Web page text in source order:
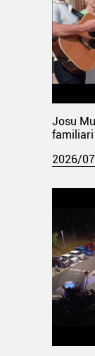
Josu
familiari
2026/